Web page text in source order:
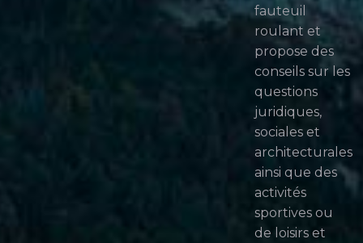
fauteuil
roulant et
propose des
conseils sur les
questions
juridiques,
sociales et
architecturales
ainsi que des
activités
sportives ou
de loisirs et